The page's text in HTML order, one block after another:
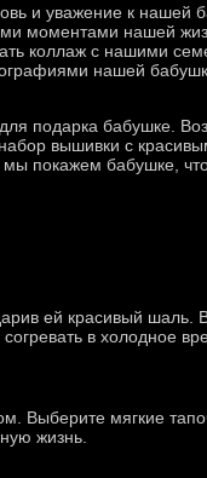
и уважение к нашей
моментами нашей
коллаж с нашими
нашей
подарка бабушке.
вышивки с
мы покажем бабушке,
ей красивый шаль.
в холодное
Выберите мягкие
жизнь.